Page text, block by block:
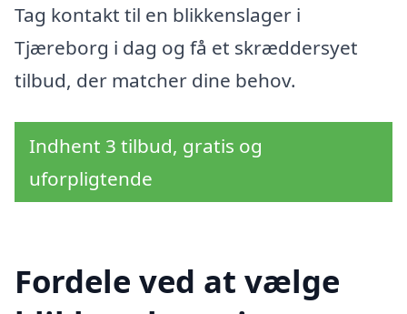
Tag kontakt til en blikkenslager i
Tjæreborg i dag og få et skræddersyet
tilbud, der matcher dine behov.
Indhent 3 tilbud, gratis og
uforpligtende
Fordele ved at vælge